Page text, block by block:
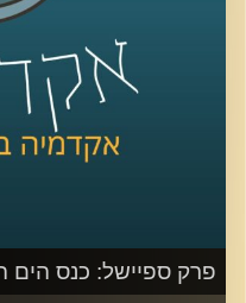
ולמה גם מדינות שלא
מה שקורה שם?
כדי להבין את כל זאת
מכון ינאי לביטחון אנרגטי
פרק ספיישל: כנס הים